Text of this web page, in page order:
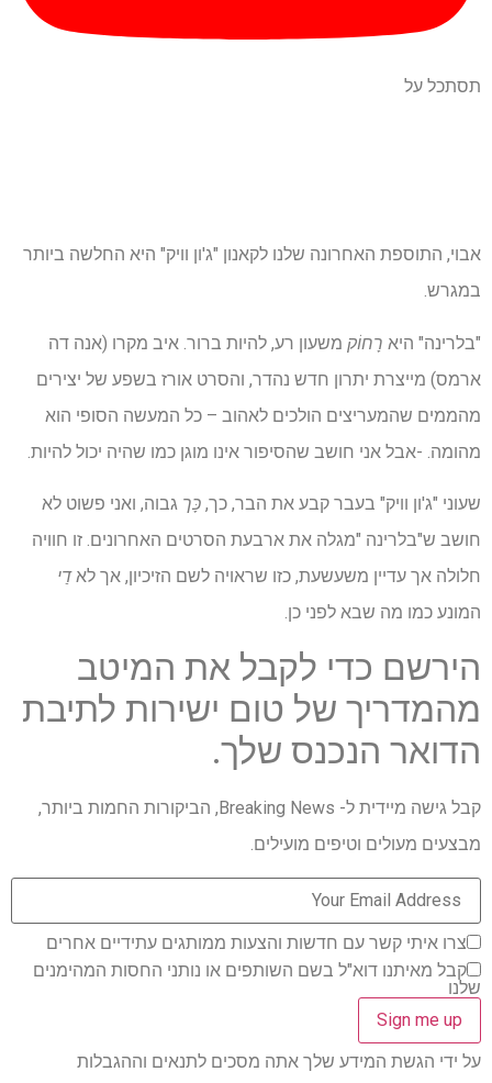
תסתכל על
אבוי, התוספת האחרונה שלנו לקאנון "ג'ון וויק" היא החלשה ביותר
במגרש.
"בלרינה" היא רָחוֹק משעון רע, להיות ברור. איב מקרו (אנה דה
ארמס) מייצרת יתרון חדש נהדר, והסרט אורז בשפע של יצירים
מהממים שהמעריצים הולכים לאהוב – כל המעשה הסופי הוא
מהומה. -אבל אני חושב שהסיפור אינו מוגן כמו שהיה יכול להיות.
שעוני "ג'ון וויק" בעבר קבע את הבר, כך, כָּך גבוה, ואני פשוט לא
חושב ש"בלרינה "מגלה את ארבעת הסרטים האחרונים. זו חוויה
חלולה אך עדיין משעשעת, כזו שראויה לשם הזיכיון, אך לאדַי
המונע כמו מה שבא לפני כן.
הירשם כדי לקבל את המיטב
מהמדריך של טום ישירות לתיבת
הדואר הנכנס שלך.
קבל גישה מיידית ל- Breaking News, הביקורות החמות ביותר,
מבצעים מעולים וטיפים מועילים.
צרו איתי קשר עם חדשות והצעות ממותגים עתידיים אחרים
קבל מאיתנו דוא"ל בשם השותפים או נותני החסות המהימנים
שלנו
על ידי הגשת המידע שלך אתה מסכים לתנאים וההגבלות